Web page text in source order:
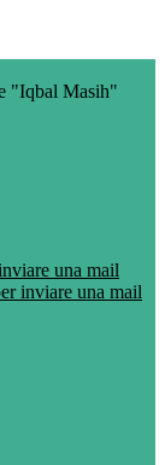
"Iqbal Masih"
una mail
inviare una mail